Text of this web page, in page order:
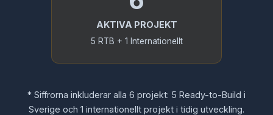
AKTIVA PROJEKT
5 RTB + 1 Internationellt
* Siffrorna inkluderar alla 6 projekt: 5 Ready-to-Build i
Sverige och 1 internationellt projekt i tidig utveckling.